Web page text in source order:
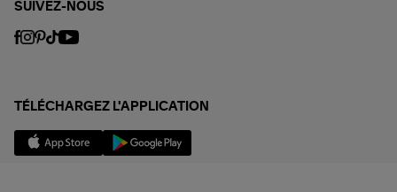
SUIVEZ-NOUS
TÉLÉCHARGEZ L'APPLICATION